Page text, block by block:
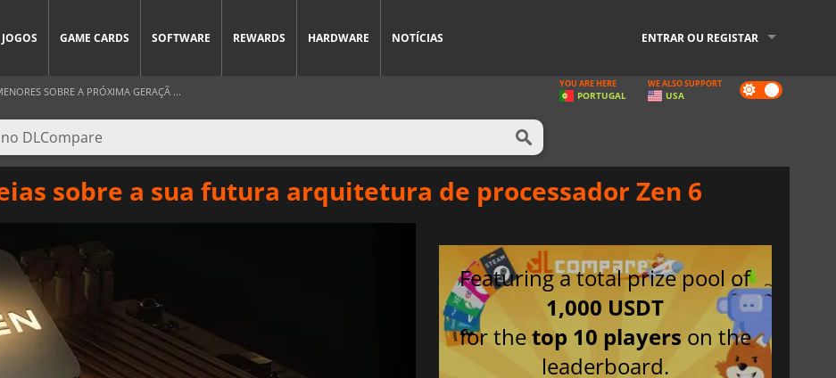
JOGOS GAME CARDS SOFTWARE REWARDS HARDWARE NOTÍCIAS ENTRAR OU REGISTAR
SOBRE A PRÓXIMA GERAÇÃ ... Dark
mode
YOU ARE HERE
PORTUGAL
WE ALSO SUPPORT
USA
sobre a sua futura arquitetura de processador Zen 6
Featuring a total prize pool of
1,000 USDT
for thetop 10 players on the
leaderboard.